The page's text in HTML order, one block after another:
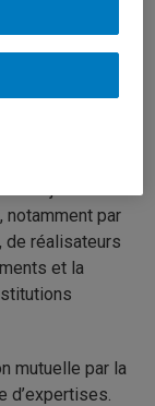
des facteurs
et
en
notamment par
de réalisateurs
et la
mutuelle par la
d’expertises.